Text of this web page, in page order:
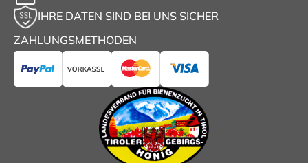
IHRE DATEN SIND BEI UNS SICHER
ZAHLUNGSMETHODEN